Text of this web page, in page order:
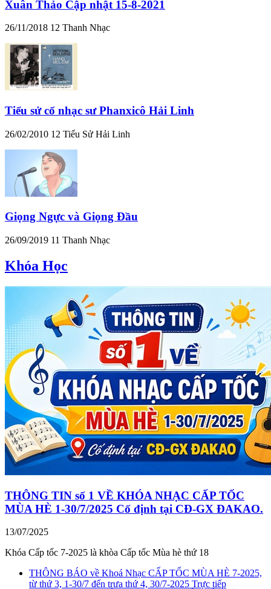
Xuân Thảo Cập nhật 15-8-2021
26/11/2018 12 Thanh Nhạc
Tiểu sử cố nhạc sư Phanxicô Hải Linh
26/02/2010 12 Tiểu Sử Hải Linh
Giọng Ngực và Giọng Đầu
26/09/2019 11 Thanh Nhạc
Khóa Học
THÔNG TIN số 1 VỀ KHÓA NHẠC CẤP TỐC
MÙA HÈ 1-30/7/2025 Cố định tại CĐ-GX ĐAKAO.
13/07/2025
Khóa Cấp tốc 7-2025 là khòa Cấp tốc Mùa hè thứ 18
THÔNG BÁO về Khoá Nhạc CẤP TỐC MÙA HÈ 7-2025,
từ thứ 3, 1-30/7 đến trưa thứ 4, 30/7-2025 Trực tiếp